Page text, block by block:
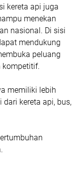
kereta api juga
menekan
nasional. Di sisi
mendukung
peluang
kompetitif.
memiliki lebih
kereta api, bus,